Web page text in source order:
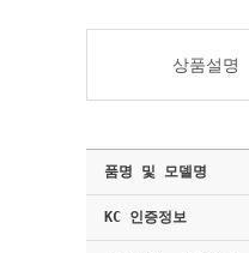
상품설명
품명 및 모델명
KC 인증정보